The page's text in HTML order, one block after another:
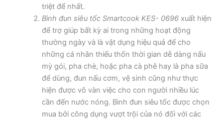
triệt để nhất.
Bình đun siêu tốc Smartcook KES- 0696xuất hiện
để trợ giúp bất kỳ ai trong những hoạt động
thường ngày và là vật dụng hiệu quả để cho
những cá nhân thiếu thốn thời gian dễ dàng nấu
mỳ gói, pha chè, hoặc pha cà phê hay là pha sữa
để dùng, đun nấu cơm, vệ sinh cũng như thực
hiện được vô vàn việc cho con người nhiều lúc
cần đến nước nóng. Bình đun siêu tốc được chọn
mua bởi công dụng vượt trội của nó đối với các